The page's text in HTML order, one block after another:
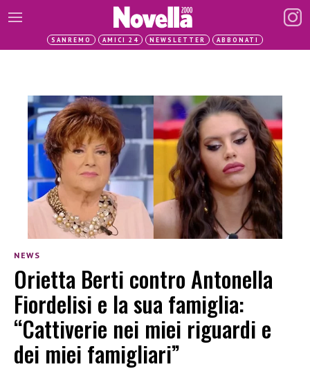
SANREMO AMICI 24 NEWSLETTER ABBONATI
NEWS
Orietta Berti contro Antonella
Fiordelisi e la sua famiglia:
“Cattiverie nei miei riguardi e
dei miei famigliari”